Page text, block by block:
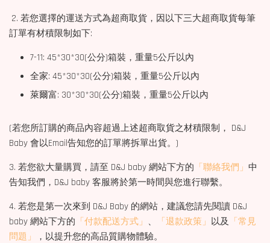
2. 若您選擇的運送方式為超商取貨，因以下三大超商取貨每筆
訂單有材積限制如下:
7-11: 45*30*30(公分)箱裝，重量5公斤以內
全家: 45*30*30(公分)箱裝，重量5公斤以內
萊爾富: 30*30*30(公分)箱裝，重量5公斤以內
(若您所訂購的商品內容超過上述超商取貨之材積限制， D&J
Baby 會以Email告知您的訂單將拆單出貨。)
3. 若您欲大量購買，請至 D&J baby 網站下方的 「聯絡我們」 中
告知我們，D&J baby 客服將於第一時間與您進行聯繫。
4. 若您是第一次來到 D&J Baby 的網站，建議您請先閱讀 D&J
baby 網站下方的 「付款配送方式」 、 「退款政策」 以及
「常見
問題」
，以提升您的高品質購物體驗。